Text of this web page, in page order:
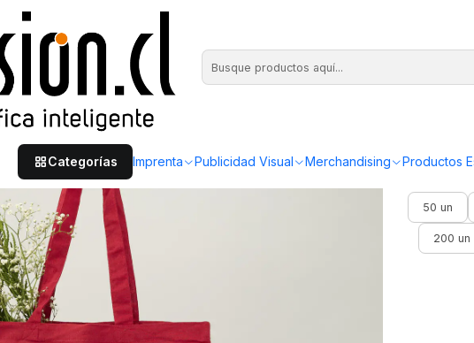
Categorías Imprenta Publicidad Visual Merchandising Productos
50 un
200 un